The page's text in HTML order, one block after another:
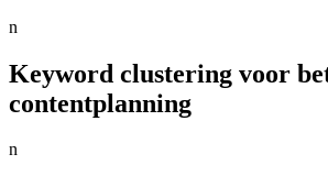
n
Keyword clustering voor
contentplanning
n